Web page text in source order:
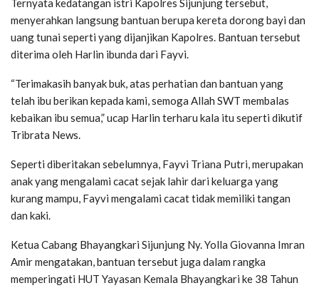
Ternyata kedatangan istri Kapolres Sijunjung tersebut,
menyerahkan langsung bantuan berupa kereta dorong bayi dan
uang tunai seperti yang dijanjikan Kapolres. Bantuan tersebut
diterima oleh Harlin ibunda dari Fayvi.
“Terimakasih banyak buk, atas perhatian dan bantuan yang
telah ibu berikan kepada kami, semoga Allah SWT membalas
kebaikan ibu semua,” ucap Harlin terharu kala itu seperti dikutif
Tribrata News.
Seperti diberitakan sebelumnya, Fayvi Triana Putri, merupakan
anak yang mengalami cacat sejak lahir dari keluarga yang
kurang mampu, Fayvi mengalami cacat tidak memiliki tangan
dan kaki.
Ketua Cabang Bhayangkari Sijunjung Ny. Yolla Giovanna Imran
Amir mengatakan, bantuan tersebut juga dalam rangka
memperingati HUT Yayasan Kemala Bhayangkari ke 38 Tahun